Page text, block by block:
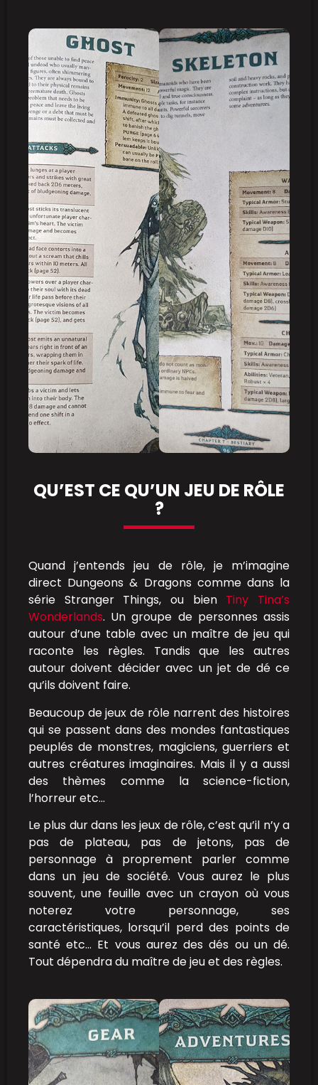
QU’EST CE QU’UN JEU DE RÔLE
?
Quand j’entends jeu de rôle, je m’imagine
direct Dungeons & Dragons comme dans la
série Stranger Things, ou bien Tiny Tina’s
Wonderlands. Un groupe de personnes assis
autour d’une table avec un maître de jeu qui
raconte les règles. Tandis que les autres
autour doivent décider avec un jet de dé ce
qu’ils doivent faire.
Beaucoup de jeux de rôle narrent des histoires
qui se passent dans des mondes fantastiques
peuplés de monstres, magiciens, guerriers et
autres créatures imaginaires. Mais il y a aussi
des thèmes comme la science-fiction,
l’horreur etc…
Le plus dur dans les jeux de rôle, c’est qu’il n’y a
pas de plateau, pas de jetons, pas de
personnage à proprement parler comme
dans un jeu de société. Vous aurez le plus
souvent, une feuille avec un crayon où vous
noterez votre personnage, ses
caractéristiques, lorsqu’il perd des points de
santé etc… Et vous aurez des dés ou un dé.
Tout dépendra du maître de jeu et des règles.